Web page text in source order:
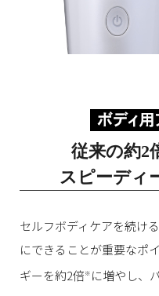
従来の約2
スピーディ
セルフボディケアを続け
にできることが重要なポイ
ギーを約2倍※ に増やし、